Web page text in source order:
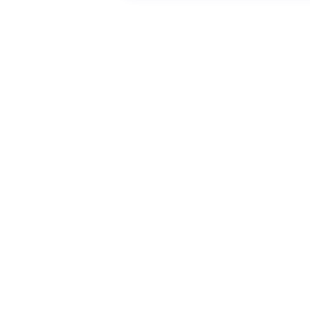
design, existem
iPhone 12. Além